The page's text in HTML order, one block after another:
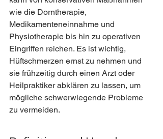
wie die Dorntherapie,
Medikamenteneinnahme und
Physiotherapie bis hin zu operativen
Eingriffen reichen. Es ist wichtig,
Hüftschmerzen ernst zu nehmen und
sie frühzeitig durch einen Arzt oder
Heilpraktiker abklären zu lassen, um
mögliche schwerwiegende Probleme
zu vermeiden.